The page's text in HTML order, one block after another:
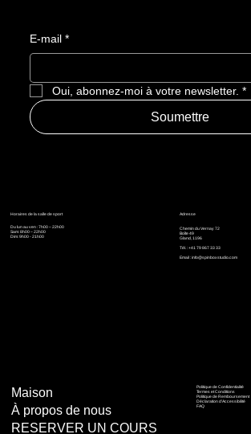
E-mail *
Oui, abonnez-moi à votre newsletter. *
Soumettre
Adresse
Chemin du Vernay 72
Boîte 49
Gland, 1196
Tél. : +41 79 867 33 33
Email :info@spinboxstudio.com
Horaires de la salle de sport
Du lun au ven : 7h00 – 22h00
Sam: 8h00 – 22h00
Dim: 9h00 - 21h00
Maison
À propos de nous
RESERVER UN COURS
Politique de Confidentialité
Termes et Conditions
Politique de Remboursement
Déclaration d'Accessibilité
FAQ